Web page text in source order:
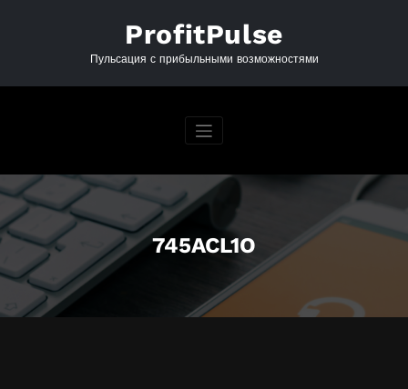
ProfitPulse
Пульсация с прибыльными возможностями
745ACL1O